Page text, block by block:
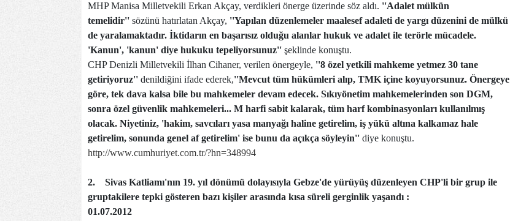
MHP Manisa Milletvekili Erkan Akçay, verdikleri önerge üzerinde söz aldı. ''Adalet mülkün
temelidir'' sözünü hatırlatan Akçay, ''Yapılan düzenlemeler maalesef adaleti de yargı düzenini de mülkü
de yaralamaktadır. İktidarın en başarısız olduğu alanlar hukuk ve adalet ile terörle mücadele.
'Kanun', 'kanun' diye hukuku tepeliyorsunuz'' şeklinde konuştu.
CHP Denizli Milletvekili İlhan Cihaner, verilen önergeyle, ''8 özel yetkili mahkeme yetmez 30 tane
getiriyoruz'' denildiğini ifade ederek,''Mevcut tüm hükümleri alıp, TMK içine koyuyorsunuz. Önergeye
göre, tek dava kalsa bile bu mahkemeler devam edecek. Sıkıyönetim mahkemelerinden son DGM,
sonra özel güvenlik mahkemeleri... M harfi sabit kalarak, tüm harf kombinasyonları kullanılmış
olacak. Niyetiniz, 'hakim, savcıları yasa manyağı haline getirelim, iş yükü altına kalkamaz hale
getirelim, sonunda genel af getirelim' ise bunu da açıkça söyleyin'' diye konuştu.
http://www.cumhuriyet.com.tr/?hn=348994
2.
Sivas Katliamı'nın 19. yıl dönümü dolayısıyla Gebze'de yürüyüş düzenleyen CHP'li bir grup ile
gruptakilere tepki gösteren bazı kişiler arasında kısa süreli gerginlik yaşandı :
01.07.2012